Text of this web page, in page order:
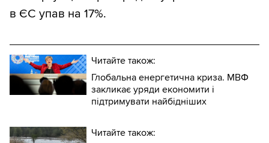
в ЄС упав на 17%.
Читайте також:
Глобальна енергетична криза. МВФ
закликає уряди економити і
підтримувати найбідніших
Читайте також: